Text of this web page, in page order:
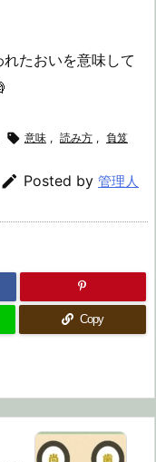
たおいを意味して
 意味 , 読み方 , 負笈
 Posted by 管理人
Copy